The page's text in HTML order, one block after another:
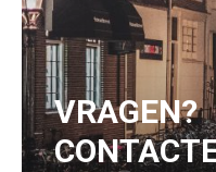
ook op social
hoger wordt.
VRAGEN?